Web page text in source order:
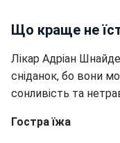
Що краще не
Лікар Адріан
сніданок, бо вони
сонливість та
Гостра їжа